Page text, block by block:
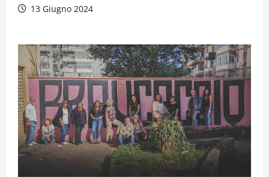
13 Giugno 2024